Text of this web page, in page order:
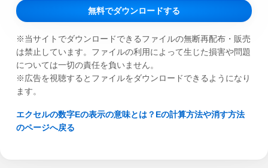
無料でダウンロードする
※当サイトでダウンロードできるファイルの無断再配布・販売
は禁止しています。ファイルの利用によって生じた損害や問題
については一切の責任を負いません。
※広告を視聴するとファイルをダウンロードできるようになり
ます。
エクセルの数字Eの表示の意味とは？Eの計算方法や消す方法
のページへ戻る